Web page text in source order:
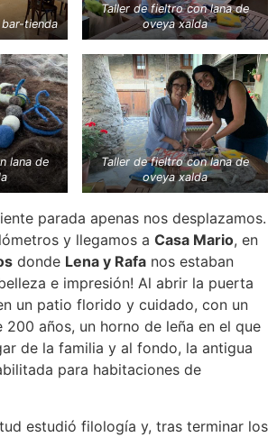
tienda
Taller de fieltro con lana de
oveya xalda
lana de
Taller de fieltro con lana de
oveya xalda
parada apenas nos desplazamos.
y llegamos a Casa Mario, en
donde Lena y Rafa nos estaban
e impresión! Al abrir la puerta
un patio florido y cuidado, con un
200 años, un horno de leña en el que
de la familia y al fondo, la antigua
para habitaciones de
estudió filología y, tras terminar los